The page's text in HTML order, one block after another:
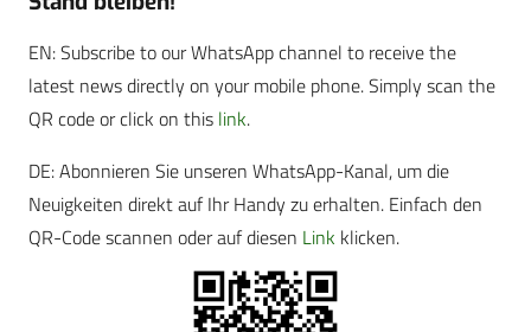
EN: Subscribe to our WhatsApp channel to receive the
latest news directly on your mobile phone. Simply scan the
QR code or click on this link.
DE: Abonnieren Sie unseren WhatsApp-Kanal, um die
Neuigkeiten direkt auf Ihr Handy zu erhalten. Einfach den
QR-Code scannen oder auf diesen Link klicken.